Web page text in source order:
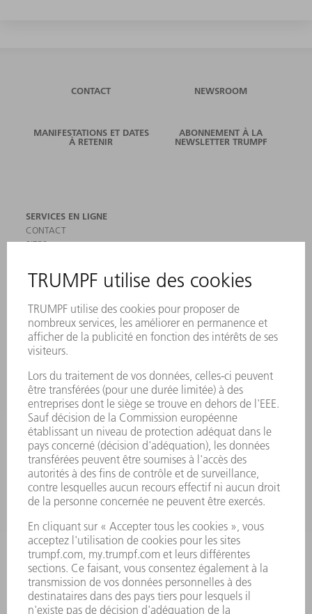
CONTACT NEWSROOM
MANIFESTATIONS ET DATES
À RETENIR
ABONNEMENT À LA
NEWSLETTER TRUMPF
SERVICES EN LIGNE
CONTACT
SITES
INSCRIPTION À LA NEWSLETTER
MYTRUMPF
PRODUITS
MACHINES & SYSTÈMES
LASER
ELECTRONIQUE DE PUISSANCE
OUTILS ÉLECTRIQUES
SMART FACTORY
LOGICIEL
SERVICES
APPLICATIONS
SECTEURS D'ACTIVITÉ
ENTREPRISE
CARRIÈRE
OFFRES
PROFIL DE L'ENTREPRISE
CONSEIL D'ADMINISTRATION
RAPPORT ANNUEL
PRINCIPES FONDAMENTAUX DE L'ENTREPRISE
CONFORMITÉ
SYSTÈME D'ALERTE
SÉCURITÉ
COMMUNIQUÉS DE PRESSE
MAGAZINE